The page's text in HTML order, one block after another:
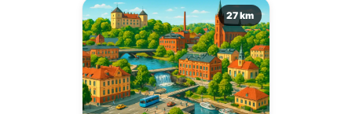
27 km